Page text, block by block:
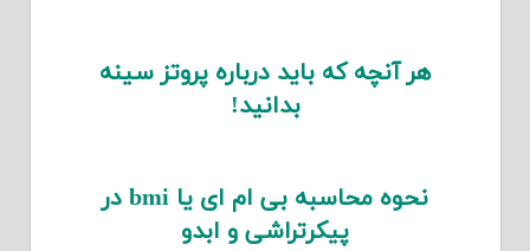
هر آنچه که باید درباره پروتز سینه
بدانید!
نحوه محاسبه بی ام ای یا bmi در
پیکرتراشی و ابدو